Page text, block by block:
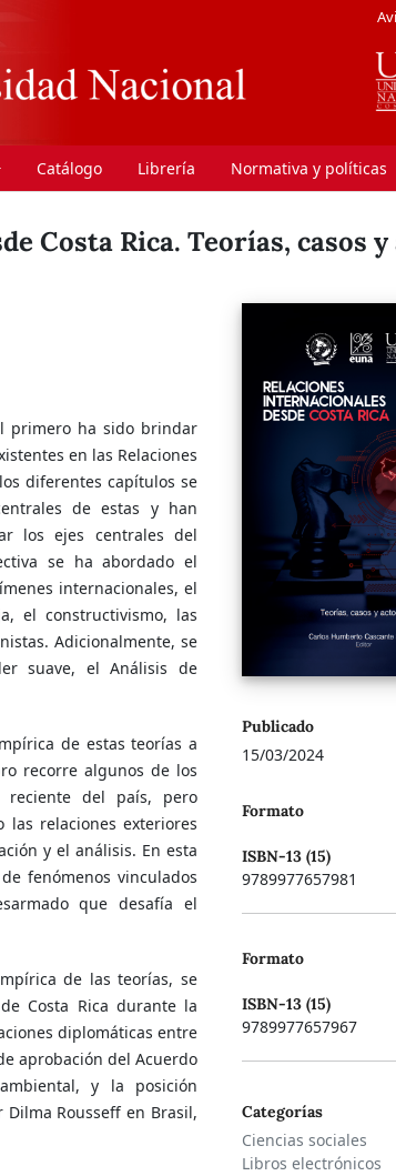
Catálogo Librería Normativa y políticas
Costa Rica. Teorías, casos
primero ha sido brindar
en las Relaciones
diferentes capítulos se
de estas y han
los ejes centrales del
se ha abordado el
internacionales, el
el constructivismo, las
Adicionalmente, se
suave, el Análisis de
de estas teorías a
recorre algunos de los
reciente del país, pero
relaciones exteriores
y el análisis. En esta
fenómenos vinculados
que desafía el
de las teorías, se
Costa Rica durante la
diplomáticas entre
aprobación del Acuerdo
y la posición
Rousseff en Brasil,
Publicado
15/03/2024
Formato
ISBN-13 (15)
9789977657981
Formato
ISBN-13 (15)
9789977657967
Categorías
Ciencias sociales
Libros electrónicos